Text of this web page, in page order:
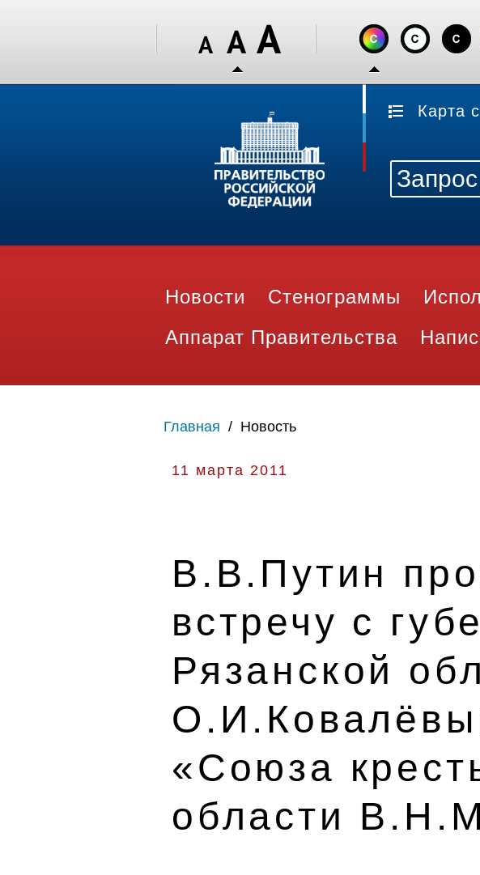
Карта
Новости Стенограммы
Аппарат Правительства
Главная / Новость
11 марта 2011
В.В.Путин
встречу с
Рязанской
«Союза
области